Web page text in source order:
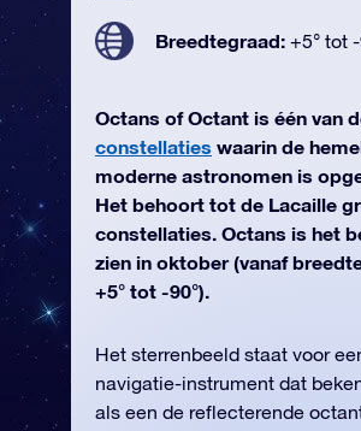
Breedtegraad: +5° tot
Octans of Octant is één van
constellaties waarin de
moderne astronomen is
Het behoort tot de Lacaille
constellaties. Octans is het
zien in oktober (vanaf
+5° tot -90°).
Het sterrenbeeld staat voor
navigatie-instrument dat
als een de reflecterende